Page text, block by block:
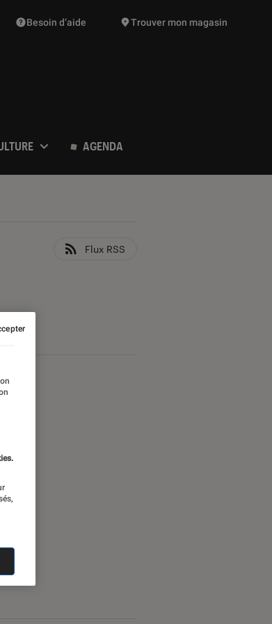
suggestions de produits vont vous être proposées
Besoin d’aide Trouver mon magasin
AGENDA
Flux RSS